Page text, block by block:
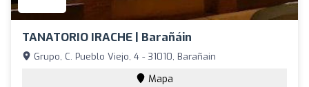
TANATORIO IRACHE | Barañáin
Grupo, C. Pueblo Viejo, 4 - 31010, Barañain
Mapa